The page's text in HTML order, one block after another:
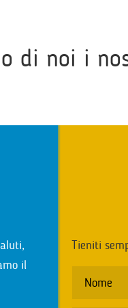
di noi i
il
Tieniti